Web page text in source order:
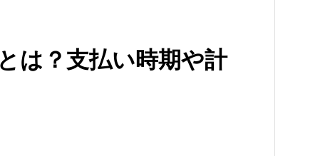
は？支払い時期や計